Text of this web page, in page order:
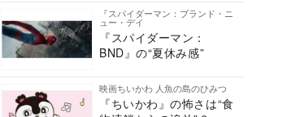
『スパイダーマン：ブランド・ニ
ュー・デイ
『スパイダーマン：
BND』の“夏休み感”
映画ちいかわ 人魚の島のひみつ
『ちいかわ』の怖さは“食